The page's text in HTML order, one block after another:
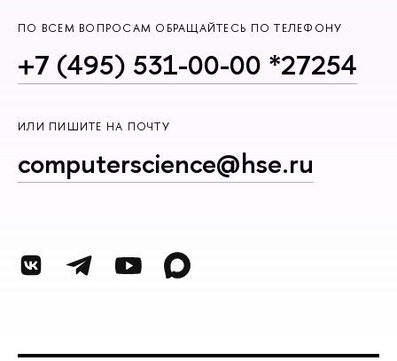
ПО ВСЕМ ВОПРОСАМ ОБРАЩАЙТЕСЬ ПО ТЕЛЕФОНУ
+7 (495) 531-00-00 *27254
ИЛИ ПИШИТЕ НА ПОЧТУ
computerscience@hse.ru